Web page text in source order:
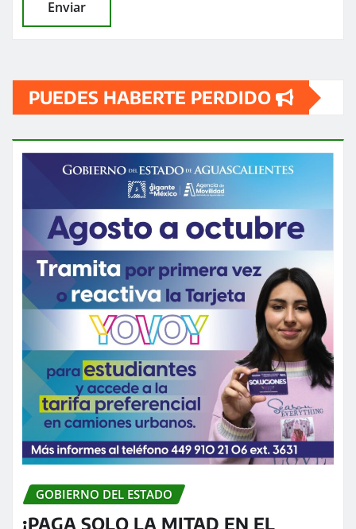
PUEDES HABERTE PERDIDO
GOBIERNO DEL ESTADO
¡PAGA SOLO LA MITAD EN EL